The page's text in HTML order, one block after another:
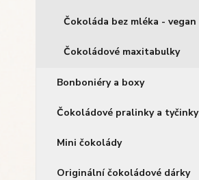
Čokoláda bez mléka - vegan
Čokoládové maxitabulky
Bonboniéry a boxy
Čokoládové pralinky a tyčinky
Mini čokolády
Originální čokoládové dárky